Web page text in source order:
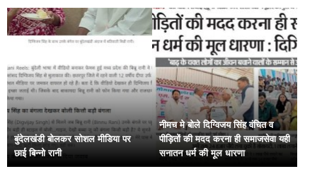
बुंदेलखंडी बोलकर सोशल मीडिया पर
छाई बिन्नो रानी
नीमच मे बोले दिग्विजय सिंह वंचित व
पीड़ितों की मदद करना ही समाजसेवा यही
सनातन धर्म की मूल धारणा